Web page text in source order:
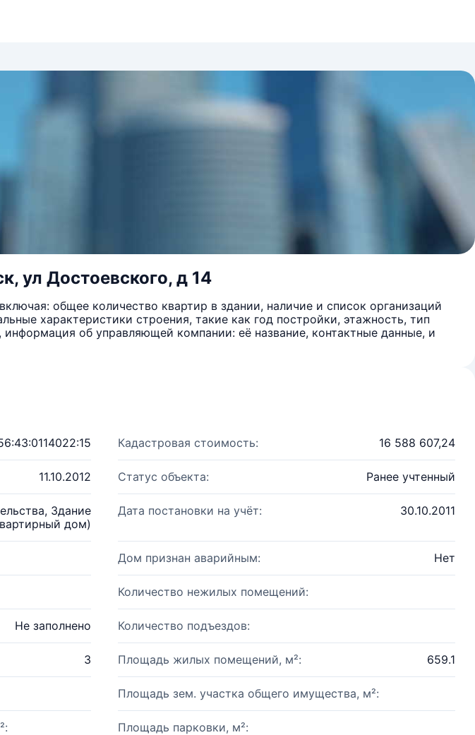
ул Достоевского, д 14
общее количество квартир в здании, наличие и список организаций
характеристики строения, такие как год постройки, этажность, тип
об управляющей компании: её название, контактные данные, и
Кадастровая стоимость: 16 588 607,24
11.10.2012 Статус объекта: Ранее учтенный
Здание
дом)
Дата постановки на учёт: 30.10.2011
Дом признан аварийным: Нет
Количество нежилых помещений:
Не заполнено Количество подъездов:
3 Площадь жилых помещений, м²: 659.1
Площадь зем. участка общего имущества, м²:
Площадь парковки, м²: